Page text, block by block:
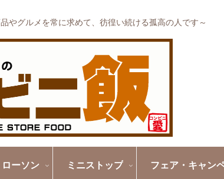
グルメを常に求めて、彷徨い続ける孤高の人です～
ローソン ミニストップ フェア・キャン